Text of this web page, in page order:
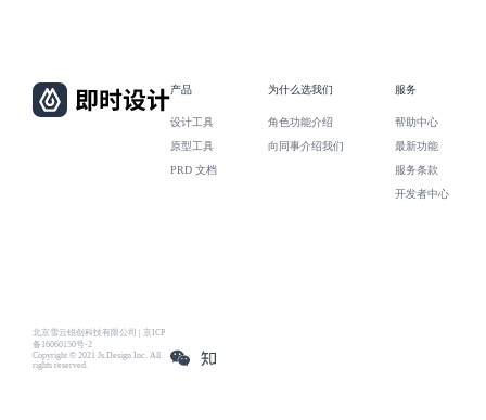
北京雪云锐创科技有限公司 | 京ICP
备16060150号-2
Copyright © 2021 Js.Design Inc. All
rights reserved.
产品
设计工具
原型工具
PRD 文档
为什么选我们
角色功能介绍
向同事介绍我们
服务
帮助中心
最新功能
服务条款
开发者中心